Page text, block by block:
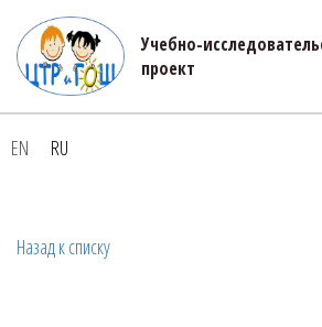
Учебно-
проект
EN RU
Назад к списку